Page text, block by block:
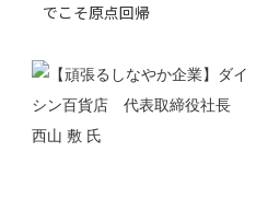
でこそ原点回帰